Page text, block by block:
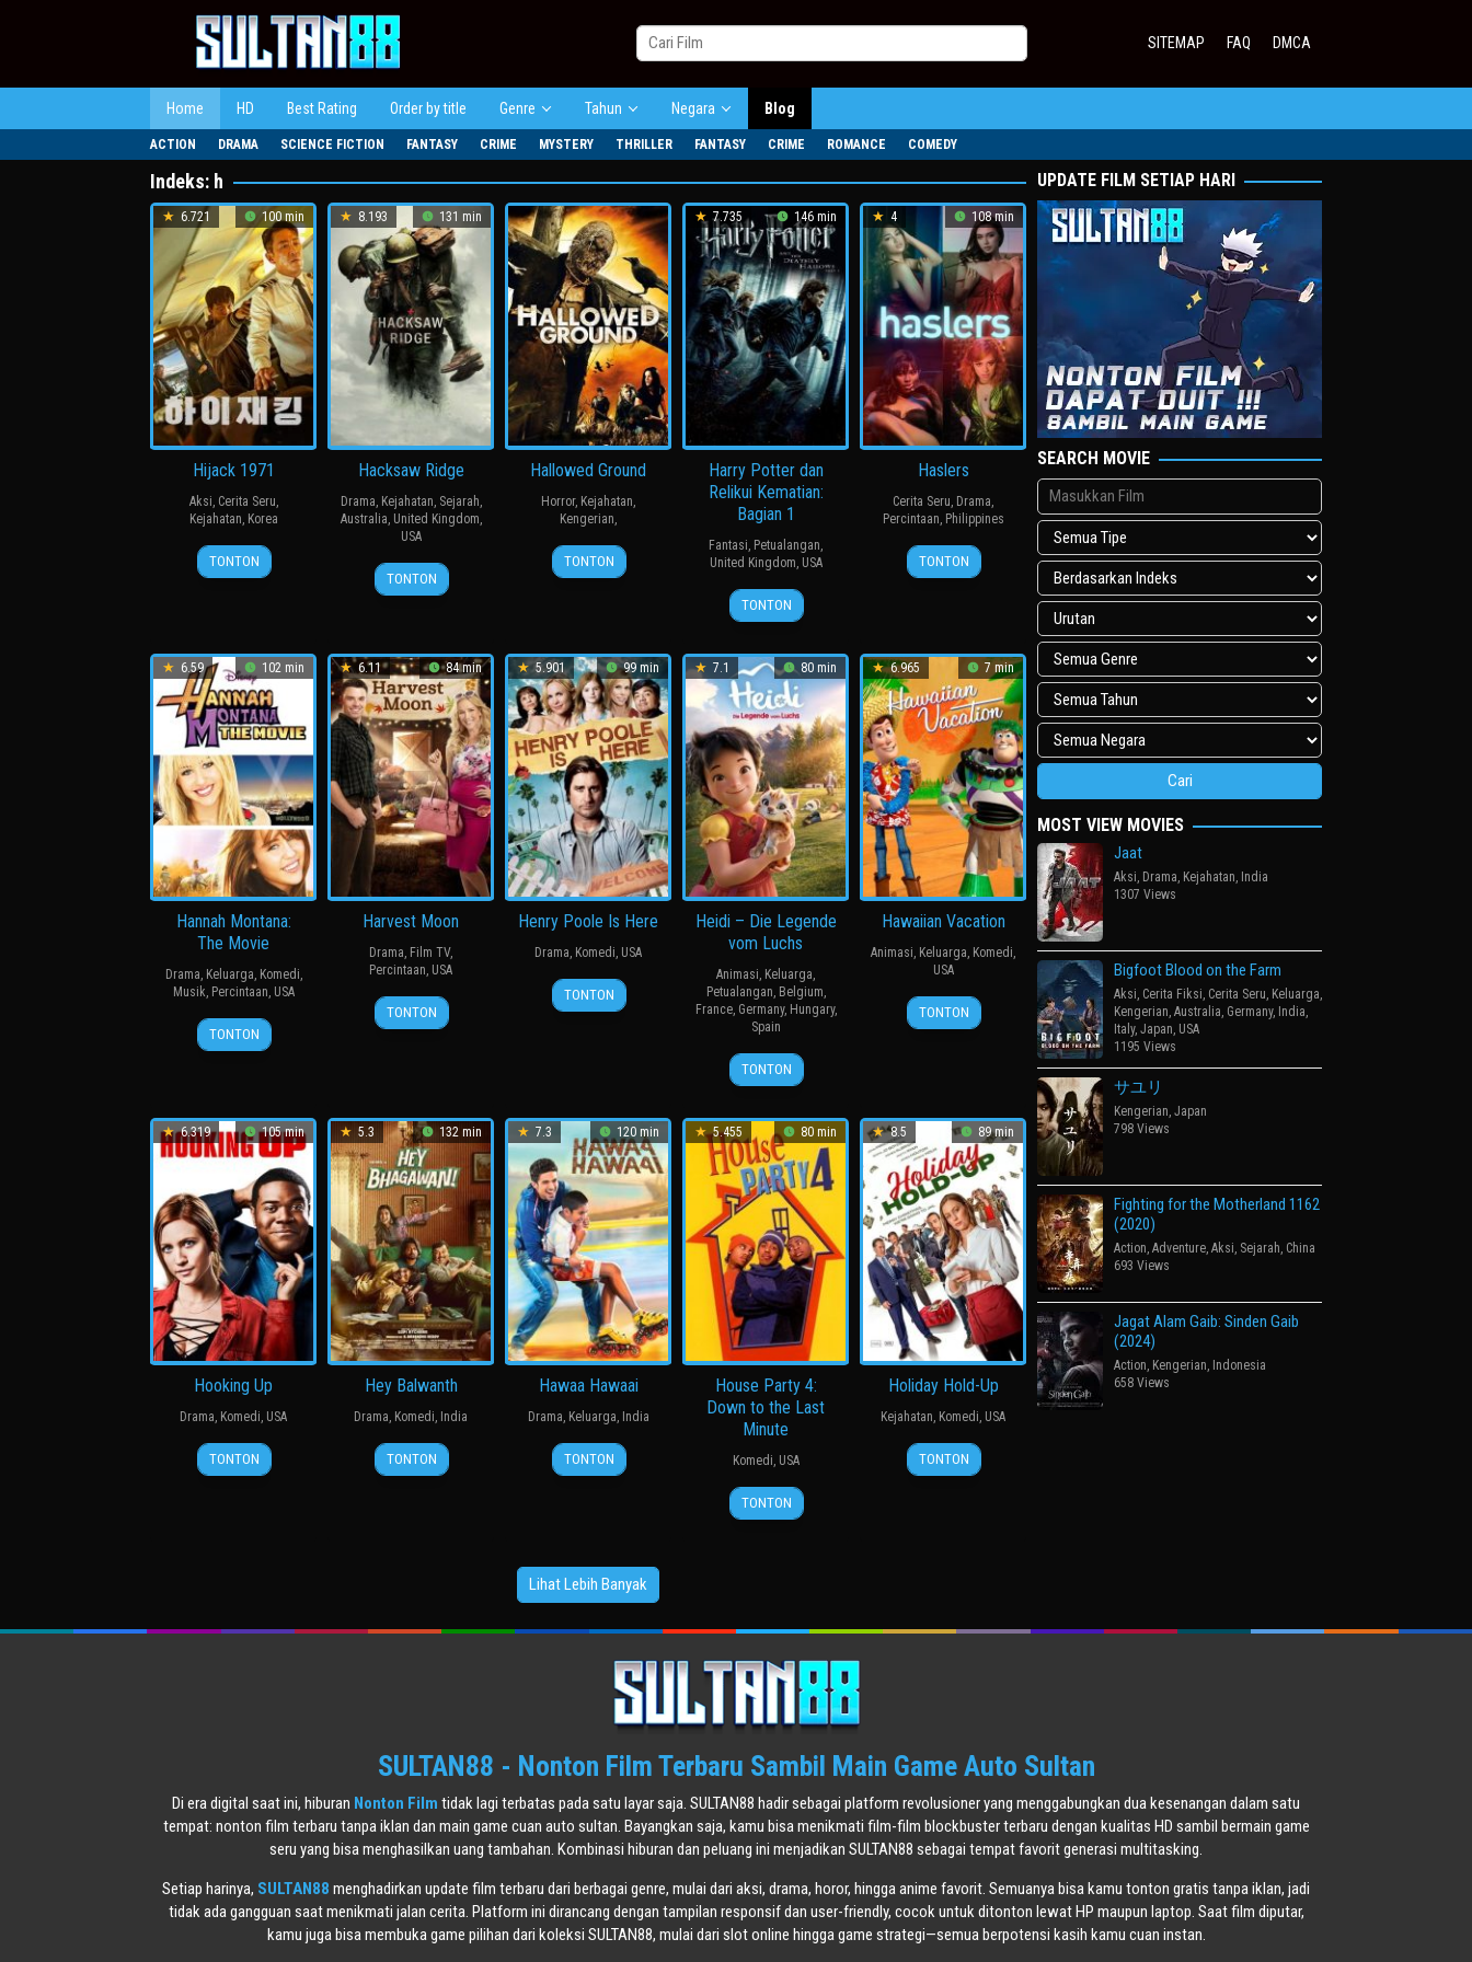
SITEMAP FAQ DMCA
Home HD Best Rating Order by title Genre Tahun Negara Blog
ACTION DRAMA SCIENCE FICTION FANTASY CRIME MYSTERY THRILLER FANTASY CRIME ROMANCE COMEDY
Indeks: h
6.721 100 min
Hijack 1971
Aksi, Cerita Seru,
Kejahatan, Korea
21
Jun
Kim
Sung-
TONTON
8.193 131 min
Hacksaw Ridge
Drama, Kejahatan, Sejarah,
Australia, United Kingdom,
USA
7
Oct
Mel
Gibson
TONTON
Hallowed Ground
Horror, Kejahatan,
Kengerian,
TONTON
7.735 146 min
Harry Potter dan
Relikui Kematian:
Bagian 1
Fantasi, Petualangan,
United Kingdom, USA
17
Nov
David
Yates
TONTON
4 108 min
Haslers
Cerita Seru, Drama,
Percintaan, Philippines
8
Dec
Jose
Abdel
TONTON
6.59 102 min
Hannah Montana:
The Movie
Drama, Keluarga, Komedi,
Musik, Percintaan, USA
10
Apr
Peter
Chelsom
TONTON
6.11 84 min
Harvest Moon
Drama, Film TV,
Percintaan, USA
10
Oct
Peter
DeLuise
TONTON
5.901 99 min
Henry Poole Is Here
Drama, Komedi, USA
15
Aug
Mark
Pellington
TONTON
7.1 80 min
Heidi – Die Legende
vom Luchs
Animasi, Keluarga,
Petualangan, Belgium,
France, Germany, Hungary,
Spain
26
Jun
Toby
Schwarz
TONTON
6.965 7 min
Hawaiian Vacation
Animasi, Keluarga, Komedi,
USA
16
Jun
Gary
Rydstrom
TONTON
6.319 105 min
Hooking Up
Drama, Komedi, USA
20
Mar
Cydney
Cox
TONTON
5.3 132 min
Hey Balwanth
Drama, Komedi, India
19
Feb
Gopi
Atchara
TONTON
7.3 120 min
Hawaa Hawaai
Drama, Keluarga, India
9
May
Amole
Gupte
TONTON
5.455 80 min
House Party 4:
Down to the Last
Minute
Komedi, USA
14
Aug
Chris
Stokes
TONTON
8.5 89 min
Holiday Hold-Up
Kejahatan, Komedi, USA
8
Oct
Michael
Moreci
TONTON
Lihat Lebih Banyak
UPDATE FILM SETIAP HARI
SEARCH MOVIE
MOST VIEW MOVIES
Jaat
Aksi, Drama, Kejahatan, India
1307 Views
Bigfoot Blood on the Farm
Aksi, Cerita Fiksi, Cerita Seru, Keluarga,
Kengerian, Australia, Germany, India,
Italy, Japan, USA
1195 Views
サユリ
Kengerian, Japan
798 Views
Fighting for the Motherland 1162
(2020)
Action, Adventure, Aksi, Sejarah, China
693 Views
Jagat Alam Gaib: Sinden Gaib
(2024)
Action, Kengerian, Indonesia
658 Views
SULTAN88 - Nonton Film Terbaru Sambil Main Game Auto Sultan
Di era digital saat ini, hiburan Nonton Film tidak lagi terbatas pada satu layar saja. SULTAN88 hadir sebagai platform revolusioner yang menggabungkan dua kesenangan dalam satu
tempat: nonton film terbaru tanpa iklan dan main game cuan auto sultan. Bayangkan saja, kamu bisa menikmati film-film blockbuster terbaru dengan kualitas HD sambil bermain game
seru yang bisa menghasilkan uang tambahan. Kombinasi hiburan dan peluang ini menjadikan SULTAN88 sebagai tempat favorit generasi multitasking.
Setiap harinya, SULTAN88 menghadirkan update film terbaru dari berbagai genre, mulai dari aksi, drama, horor, hingga anime favorit. Semuanya bisa kamu tonton gratis tanpa iklan, jadi
tidak ada gangguan saat menikmati jalan cerita. Platform ini dirancang dengan tampilan responsif dan user-friendly, cocok untuk ditonton lewat HP maupun laptop. Saat film diputar,
kamu juga bisa membuka game pilihan dari koleksi SULTAN88, mulai dari slot online hingga game strategi—semua berpotensi kasih kamu cuan instan.